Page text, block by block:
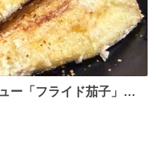
ー「フライド茄子」が